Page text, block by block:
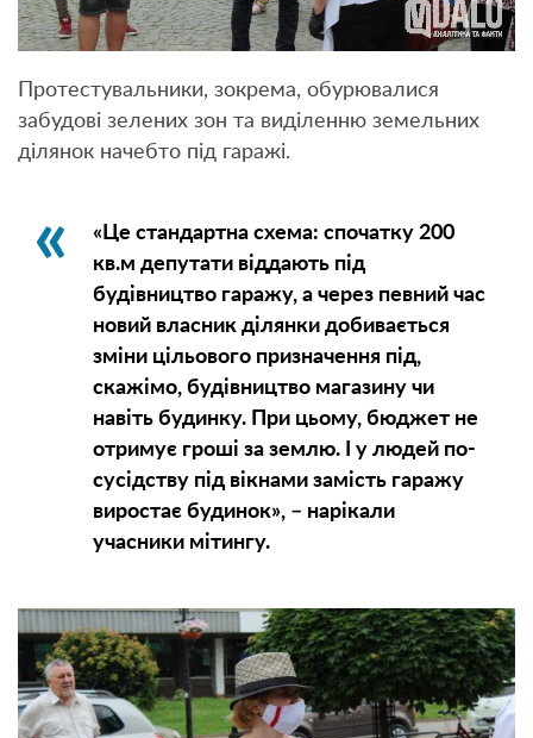
Протестувальники, зокрема, обурювалися
забудові зелених зон та виділенню земельних
ділянок начебто під гаражі.
«Це стандартна схема: спочатку 200
кв.м депутати віддають під
будівництво гаражу, а через певний час
новий власник ділянки добивається
зміни цільового призначення під,
скажімо, будівництво магазину чи
навіть будинку. При цьому, бюджет не
отримує гроші за землю. І у людей по-
сусідству під вікнами замість гаражу
виростає будинок», – нарікали
учасники мітингу.